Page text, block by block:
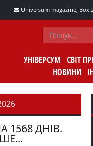
Universum magazine, Box
УНІВЕРСУМ СВІТ
НОВИНИ
1568 ДНІВ.